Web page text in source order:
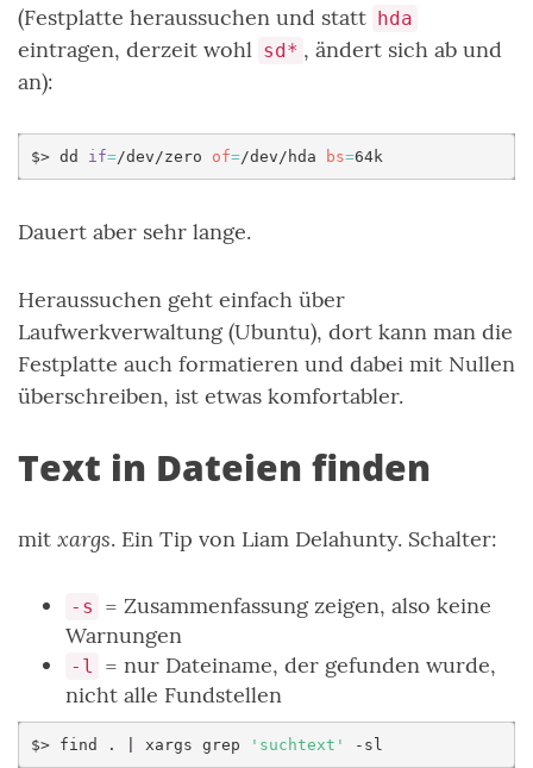
(Festplatte heraussuchen und statt hda
eintragen, derzeit wohl sd* , ändert sich ab und
an):
$> dd if=/dev/zero of=/dev/hda bs=
Dauert aber sehr lange.
Heraussuchen geht einfach über
Laufwerkverwaltung (Ubuntu), dort kann man die
Festplatte auch formatieren und dabei mit Nullen
überschreiben, ist etwas komfortabler.
Text in Dateien finden
mit xargs. Ein Tip von Liam Delahunty. Schalter:
-s
= Zusammenfassung zeigen, also keine
Warnungen
-l
= nur Dateiname, der gefunden wurde,
nicht alle Fundstellen
$> find . xargs grep 'suchtext'